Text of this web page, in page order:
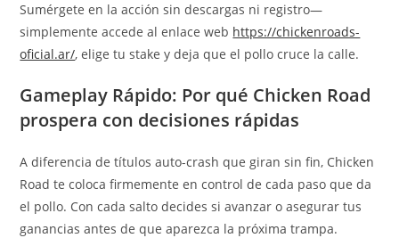
Sumérgete en la acción sin descargas ni registro—
simplemente accede al enlace web https://chickenroads-
oficial.ar/, elige tu stake y deja que el pollo cruce la calle.
Gameplay Rápido: Por qué Chicken Road
prospera con decisiones rápidas
A diferencia de títulos auto-crash que giran sin fin, Chicken
Road te coloca firmemente en control de cada paso que da
el pollo. Con cada salto decides si avanzar o asegurar tus
ganancias antes de que aparezca la próxima trampa.